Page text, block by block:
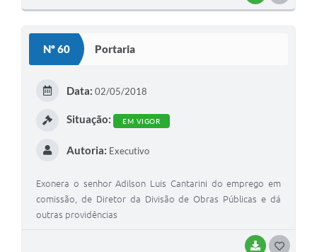
Nº 60 Portaria
BAIXAR
Data: 02/05/2018
Situação: EM VIGOR
Autoria: Executivo
Exonera o senhor Adilson Luis Cantarini do emprego em
comissão, de Diretor da Divisão de Obras Públicas e dá
outras providências